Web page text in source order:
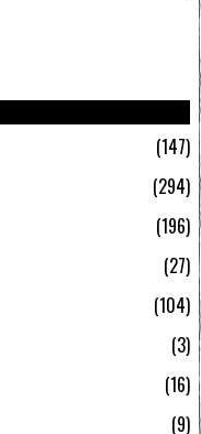
147
294
196
27
104
3
16
9